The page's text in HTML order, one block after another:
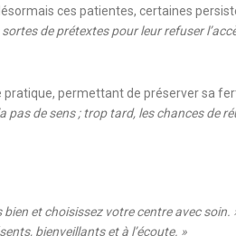
ces patientes, certaines
de prétextes pour leur refuser
pratique, permettant de préserver sa
pas de sens ; trop tard, les chances de
bien et choisissez votre centre avec soin.
bienveillants et à l’écoute. »